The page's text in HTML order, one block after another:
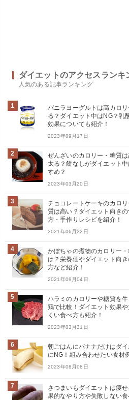
ダイエットのアクセスランキ
人気のある記事ランキング
1
バニラヨーグルトは高カロ
る？ダイエット中はNG？乳
効果についても紹介！
2023年09月17日
2
ぜんざいのカロリー・糖質は
太る？餅なしがダイエット
すめ？
2023年03月20日
3
チョコレートケーキのカロ
質は高い？ダイエット向き
方・手作りレシピを紹介！
2021年06月22日
4
かぼちゃの煮物のカロリー
は？栄養価やダイエット向
方など紹介！
2021年09月04日
5
ハラミのカロリーや糖質を牛
鶏で比較！ダイエット効果や
くい食べ方も紹介！
2023年03月31日
6
朝ごはんにバナナだけはダイ
にNG！組み合わせたい食材
2023年08月08日
7
さつまいもダイエットは痩せ
果的なやり方や失敗しない食